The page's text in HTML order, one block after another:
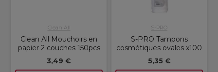
Clean All
Clean All Mouchoirs en
papier 2 couches 150pcs
3,49 €
S-PRO
S-PRO Tampons
cosmétiques ovales x100
5,35 €